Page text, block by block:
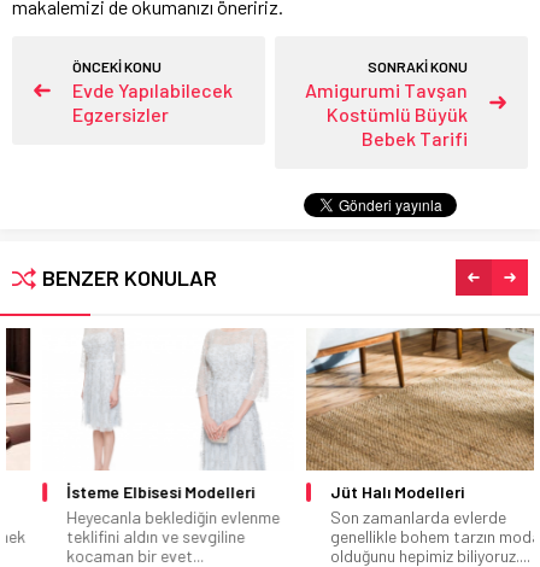
makalemizi de okumanızı öneririz.
ÖNCEKİ KONU
Evde Yapılabilecek
Egzersizler
SONRAKİ KONU
Amigurumi Tavşan
Kostümlü Büyük
Bebek Tarifi
BENZER KONULAR
İsteme Elbisesi Modelleri
Heyecanla beklediğin evlenme
teklifini aldın ve sevgiline
kocaman bir evet...
Jüt Halı Modelleri
Son zamanlarda evlerde
genellikle bohem tarzın moda
olduğunu hepimiz biliyoruz....